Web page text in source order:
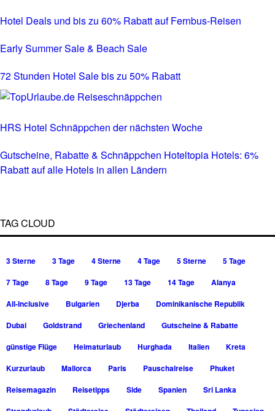
Hotel Deals und bis zu 60% Rabatt auf Fernbus-Reisen
Early Summer Sale & Beach Sale
72 Stunden Hotel Sale bis zu 50% Rabatt
HRS Hotel Schnäppchen der nächsten Woche
Gutscheine, Rabatte & Schnäppchen Hoteltopia Hotels: 6%
Rabatt auf alle Hotels in allen Ländern
TAG CLOUD
3 Sterne 3 Tage 4 Sterne 4 Tage 5 Sterne
5 Tage
7 Tage
8 Tage 9 Tage 13 Tage 14 Tage
Alanya
All-Inclusive
Bulgarien Djerba
Dominikanische Republik
Dubai
Goldstrand Griechenland
Gutscheine & Rabatte
günstige Flüge
Heimaturlaub Hurghada Italien
Kreta
Kurzurlaub
Mallorca Paris Pauschalreise
Phuket
Reisemagazin
Reisetipps Side Spanien
Sri Lanka